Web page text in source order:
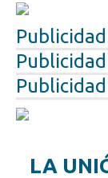
Publicidad
Publicidad
Publicidad
LA